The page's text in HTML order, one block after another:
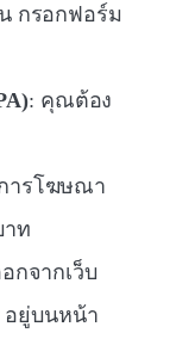
กรอกฟอร์ม
: คุณต้อง
ารโฆษณา
ท
กจากเว็บ
อยู่บนหน้า